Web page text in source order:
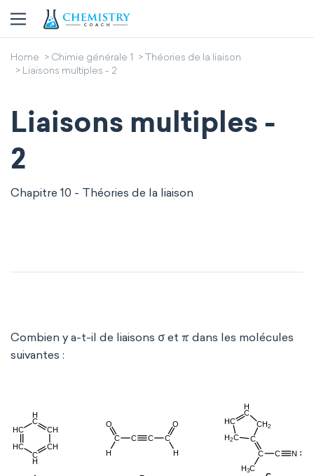
Home Chimie générale 1
Théories de la liaison
Liaisons multiples - 2
Liaisons multiples -
2
Chapitre 10 - Théories de la liaison
Combien y a-t-il de liaisons σ et π dans les molécules
suivantes :